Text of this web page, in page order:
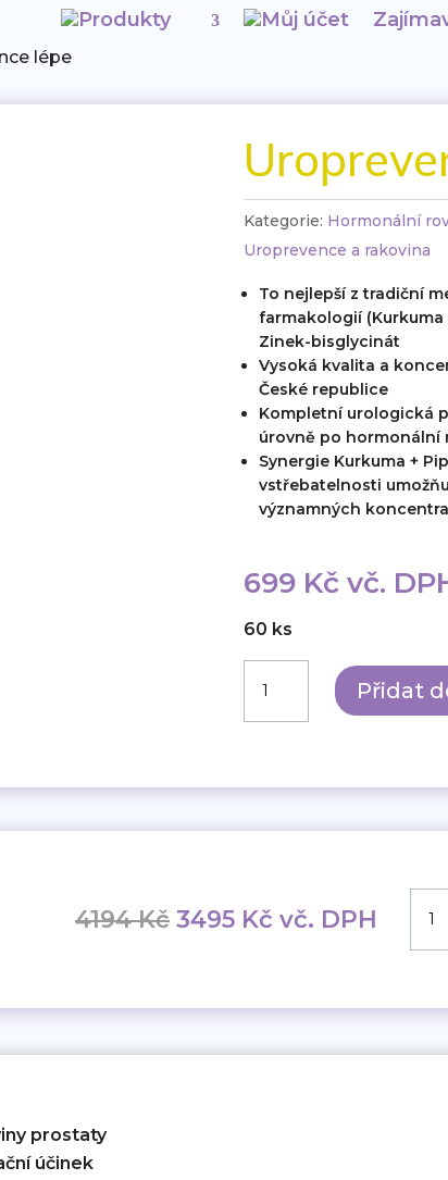
Produkty Můj účet
lépe
Kategorie: Hormonální
Uroprevence a rakovina
To nejlepší z tradiční
farmakologií
Zinek-bisglycinát
Vysoká kvalita a
České republice
Kompletní urologická
úrovně po hormonální
Synergie Kurkuma +
vstřebatelnosti
významných
699 Kč vč.
60 ks
Uroprevence
lépe
Přidat
4194Kč Původní
4194 Kč.
3495 Kč Aktuální
3495 Kč.
vč. DPH
lépe
prostaty
účinek